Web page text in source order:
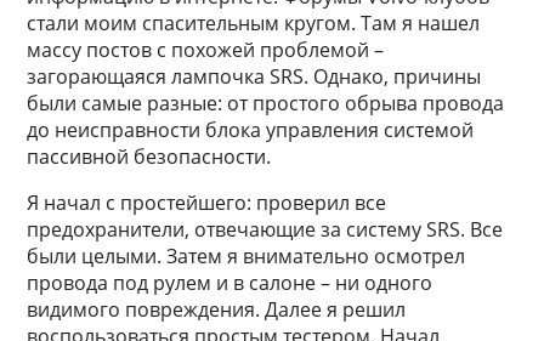
стали моим спасительным кругом. Там я нашел
массу постов с похожей проблемой –
загорающаяся лампочка SRS. Однако, причины
были самые разные: от простого обрыва провода
до неисправности блока управления системой
пассивной безопасности.
Я начал с простейшего: проверил все
предохранители, отвечающие за систему SRS. Все
были целыми. Затем я внимательно осмотрел
провода под рулем и в салоне – ни одного
видимого повреждения. Далее я решил